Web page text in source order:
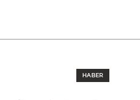
HABER